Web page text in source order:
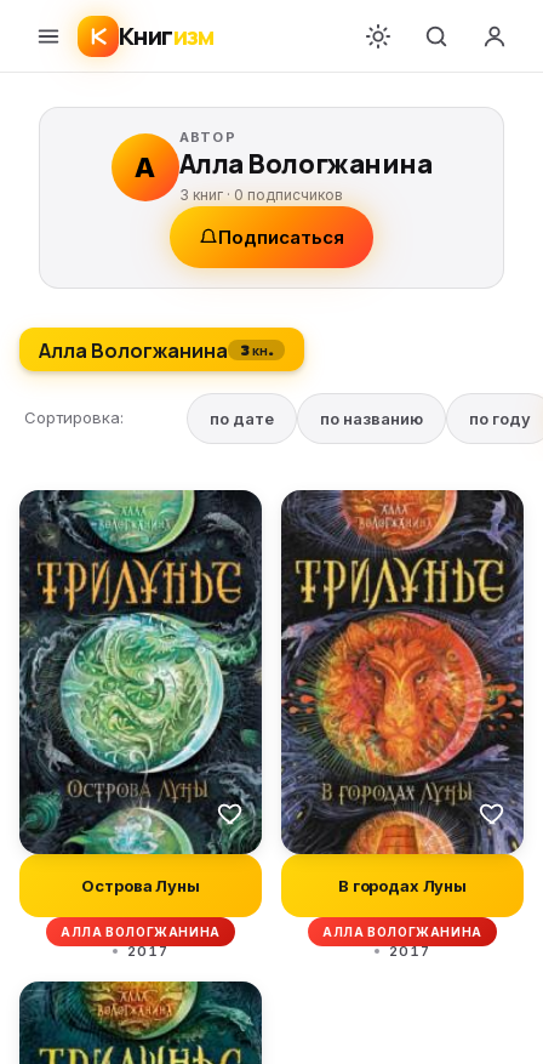
Книгизм
А
АВТОР
Алла Вологжанина
3 книг · 0 подписчиков
Подписаться
Алла Вологжанина 3 кн.
Сортировка: по дате по названию по году
Острова Луны
АЛЛА ВОЛОГЖАНИНА
2017
В городах Луны
АЛЛА ВОЛОГЖАНИНА
2017